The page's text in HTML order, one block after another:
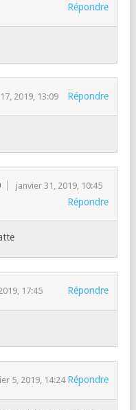
Répondre
2019, 13:09 Répondre
janvier 31, 2019, 10:45
Répondre
17:45 Répondre
5, 2019, 14:24 Répondre